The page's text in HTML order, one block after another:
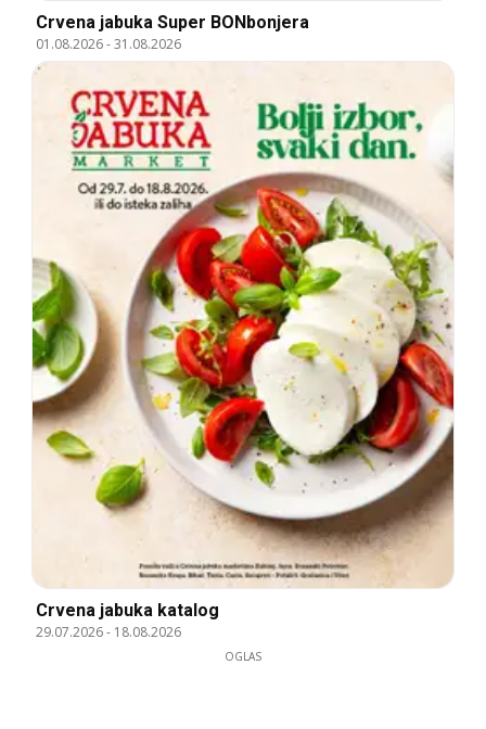
Crvena jabuka Super BONbonjera
01.08.2026-31.08.2026
Crvena jabuka katalog
29.07.2026- 18.08.2026
OGLAS